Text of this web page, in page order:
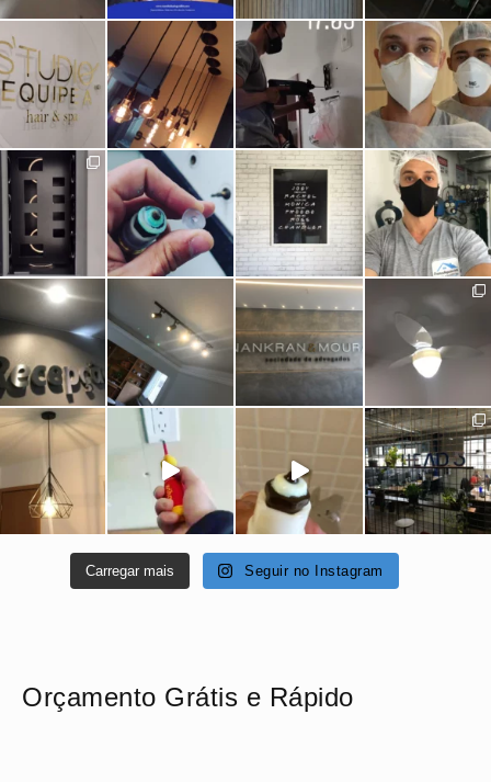
Carregar mais Seguir no Instagram
Orçamento Grátis e Rápido